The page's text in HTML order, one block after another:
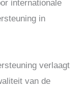
internationale
in
verlaagt
van de